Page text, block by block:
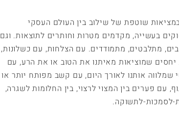
במציאות שוטפת של שילוב בין העולם העסקי
בעשייה, מקדמים מטרות וחותרים לתוצאות. וגם
מתלבטים, מתמודדים. עם הצלחות, עם כשלונות,
שמוציאות מאיתנו את הטוב או את הרע, עם
שמלווה אותנו לאורך היום, עם קשב מפותח יותר או
עם פערים בין המצוי לרצוי, בין החלומות לשגרה,
לסמכות-לתשוקה.